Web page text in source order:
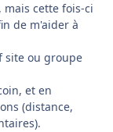
mais cette fois-ci
de m'aider à
site ou groupe
et en
(distance,